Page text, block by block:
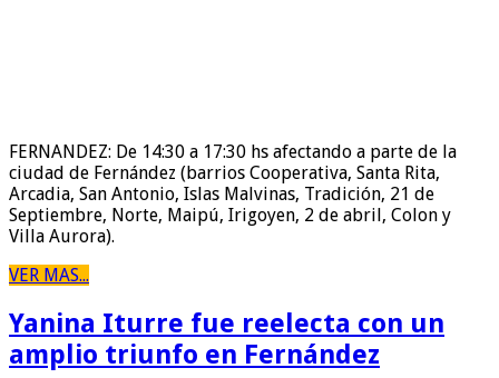
FERNANDEZ: De 14:30 a 17:30 hs afectando a parte de la
ciudad de Fernández (barrios Cooperativa, Santa Rita,
Arcadia, San Antonio, Islas Malvinas, Tradición, 21 de
Septiembre, Norte, Maipú, Irigoyen, 2 de abril, Colon y
Villa Aurora).
VER MAS...
Yanina Iturre fue reelecta con un
amplio triunfo en Fernández